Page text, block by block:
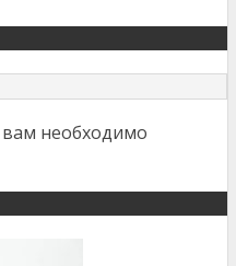
необходимо